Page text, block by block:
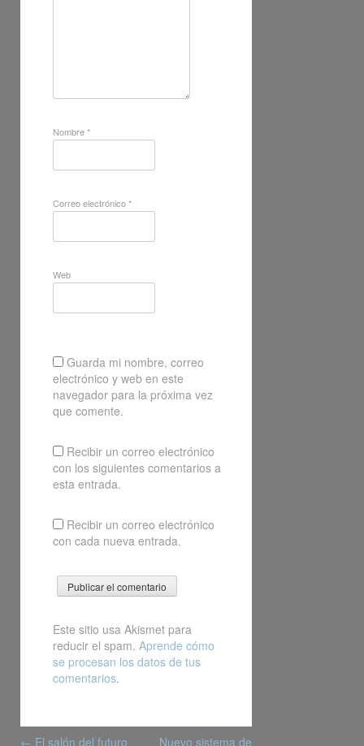
Nombre*
Correo electrónico*
Web
Guarda mi nombre, correo
electrónico y web en este
navegador para la próxima vez
que comente.
Recibir un correo electrónico
con los siguientes comentarios a
esta entrada.
Recibir un correo electrónico
con cada nueva entrada.
Este sitio usa Akismet para
reducir el spam. Aprende cómo
se procesan los datos de tus
comentarios.
← El salón del futuro Nuevo sistema de